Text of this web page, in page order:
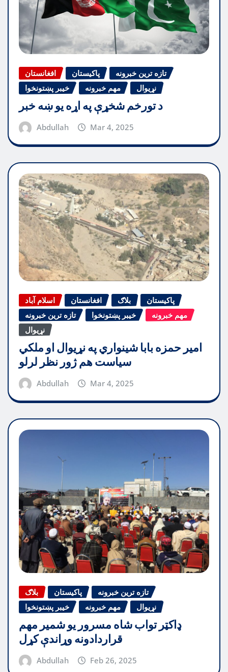
افغانستان پاکیستان
تازه ترین خبرونه
خیبر پښتونخوا
مهم خبرونه نړیوال
د تورخم شخړې په اړه یو ښه خبر
Abdullah Mar 4, 2025
اسلام آباد افغانستان بلاګ
پاکیستان
تازه ترین خبرونه
خیبر پښتونخوا
مهم خبرونه
نړیوال
امیر حمزه بابا شینواري په نړیوال او ملکي
سیاست هم ژور نظر لرلو
Abdullah Mar 4, 2025
بلاګ پاکیستان
تازه ترین خبرونه
خیبر پښتونخوا
مهم خبرونه نړیوال
ډاکټر تواب شاه مسرور یو شمیر مهم
قراردادونه وړاندې کړل
Abdullah Feb 26, 2025